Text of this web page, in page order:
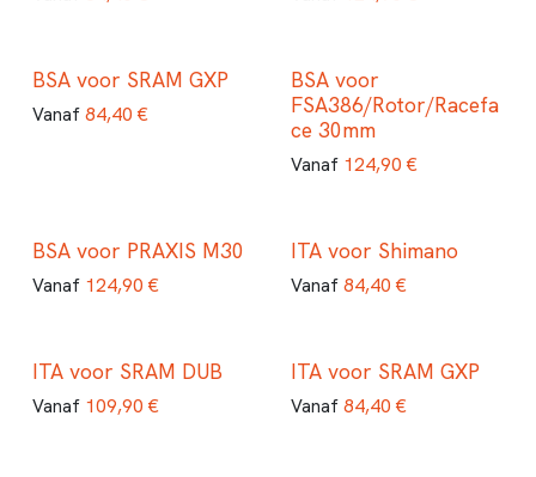
BSA voor SRAM GXP
Vanaf 84,40 €
BSA voor
FSA386/Rotor/Racefa
ce 30mm
Vanaf 124,90 €
BSA voor PRAXIS M30
Vanaf 124,90 €
ITA voor Shimano
Vanaf 84,40 €
ITA voor SRAM DUB
Vanaf 109,90 €
ITA voor SRAM GXP
Vanaf 84,40 €